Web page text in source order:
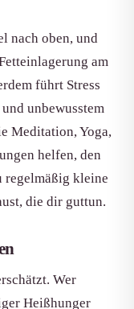
nach oben, und
am
führt Stress
unbewusstem
Meditation, Yoga,
helfen, den
regelmäßig kleine
die dir guttun.
Wer
Heißhunger